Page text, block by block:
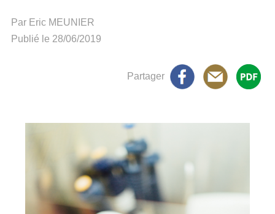
Par Eric MEUNIER
Publié le 28/06/2019
Partager